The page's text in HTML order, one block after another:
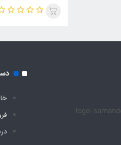
که همه مرتکب می‌شوند